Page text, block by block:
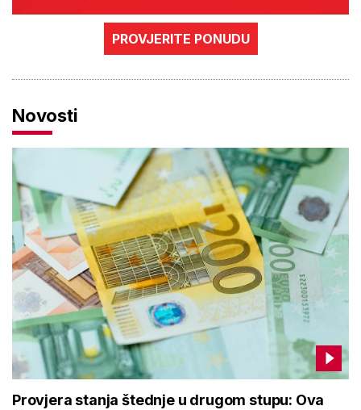
PROVJERITE PONUDU
Novosti
Provjera stanja štednje u drugom stupu: Ova